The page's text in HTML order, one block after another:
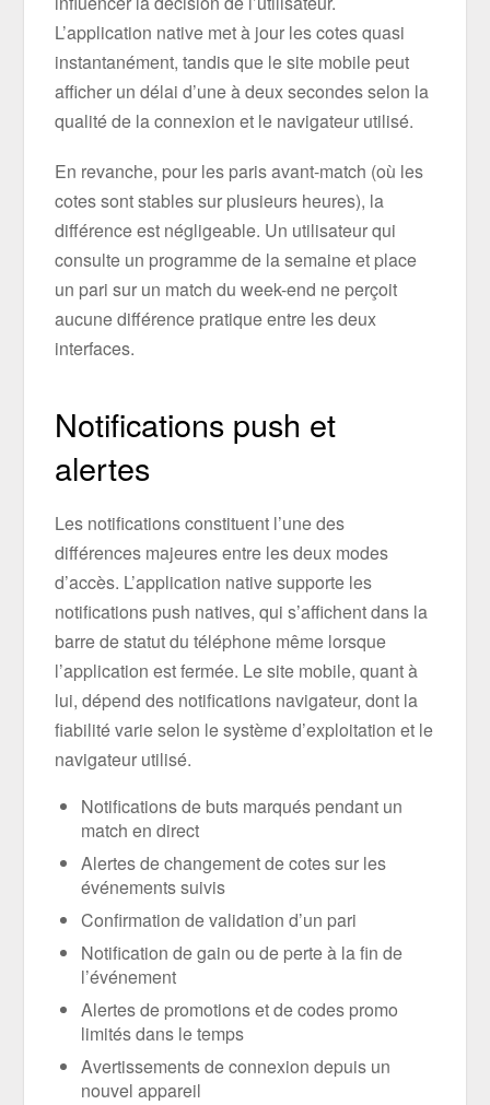
L’application native met à jour les cotes quasi
instantanément, tandis que le site mobile peut
afficher un délai d’une à deux secondes selon la
qualité de la connexion et le navigateur utilisé.
En revanche, pour les paris avant-match (où les
cotes sont stables sur plusieurs heures), la
différence est négligeable. Un utilisateur qui
consulte un programme de la semaine et place
un pari sur un match du week-end ne perçoit
aucune différence pratique entre les deux
interfaces.
Notifications push et
alertes
Les notifications constituent l’une des
différences majeures entre les deux modes
d’accès. L’application native supporte les
notifications push natives, qui s’affichent dans la
barre de statut du téléphone même lorsque
l’application est fermée. Le site mobile, quant à
lui, dépend des notifications navigateur, dont la
fiabilité varie selon le système d’exploitation et le
navigateur utilisé.
Notifications de buts marqués pendant un
match en direct
Alertes de changement de cotes sur les
événements suivis
Confirmation de validation d’un pari
Notification de gain ou de perte à la fin de
l’événement
Alertes de promotions et de codes promo
limités dans le temps
Avertissements de connexion depuis un
nouvel appareil